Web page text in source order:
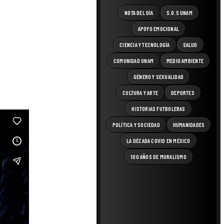
NOTA DEL DÍA S.O.S UNAM
APOYO EMOCIONAL
CIENCIA Y TECNOLOGÍA SALUD
COMUNIDAD UNAM MEDIO AMBIENTE
GÉNERO Y SEXUALIDAD
CULTURA Y ARTE DEPORTES
HISTORIAS FUTBOLERAS
POLÍTICA Y SOCIEDAD HUMANIDADES
LA DÉCADA COVID EN MÉXICO
100 AÑOS DE MURALISMO